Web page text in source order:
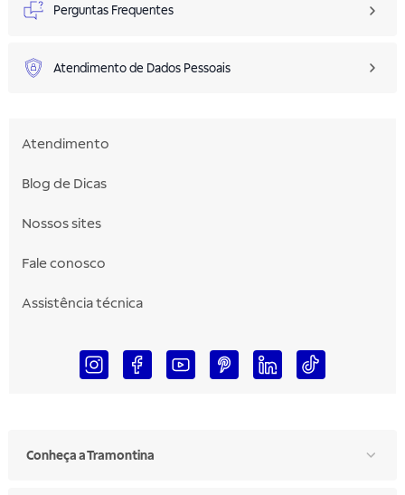
Perguntas Frequentes
Atendimento de Dados Pessoais
Atendimento
Blog de Dicas
Nossos sites
Fale conosco
Assistência técnica
Conheça a Tramontina